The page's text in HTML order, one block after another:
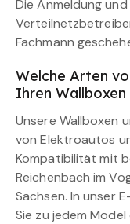
Die Anmeldung
Fachmann
Welche Arten
Ihren
Unsere Wallboxen
von Elektroautos
Kompatibilität mit
Reichenbach im
Sachsen. In unser
Sie zu jedem